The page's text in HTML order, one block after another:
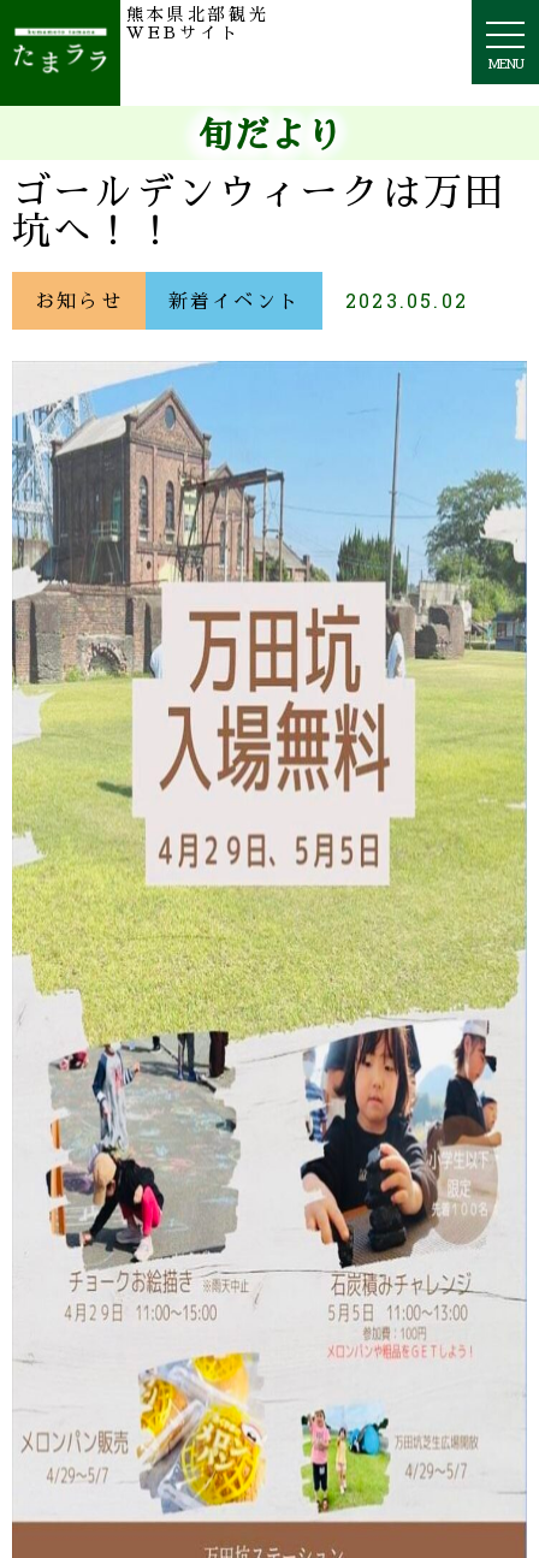
MENU
熊本県北部観光
WEBサイト
旬だより
ゴールデンウィークは万田
坑へ！！
お知らせ 新着イベント 2023.05.02